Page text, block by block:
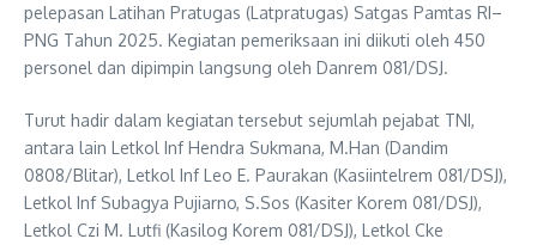
pelepasan Latihan Pratugas (Latpratugas) Satgas Pamtas RI–
PNG Tahun 2025. Kegiatan pemeriksaan ini diikuti oleh 450
personel dan dipimpin langsung oleh Danrem 081/DSJ.
Turut hadir dalam kegiatan tersebut sejumlah pejabat TNI,
antara lain Letkol Inf Hendra Sukmana, M.Han (Dandim
0808/Blitar), Letkol Inf Leo E. Paurakan (Kasiintelrem 081/DSJ),
Letkol Inf Subagya Pujiarno, S.Sos (Kasiter Korem 081/DSJ),
Letkol Czi M. Lutfi (Kasilog Korem 081/DSJ), Letkol Cke